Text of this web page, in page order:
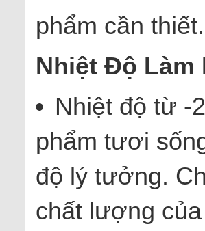
phẩm cần thiết.
Nhiệt Độ Làm
Nhiệt độ từ -
phẩm tươi
độ lý tưởng.
chất lượng